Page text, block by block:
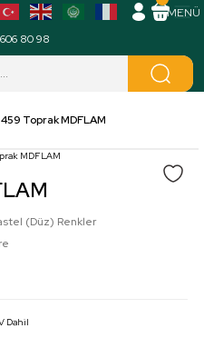
80 98
Toprak MDFLAM
(Düz) Renkler
Dahil